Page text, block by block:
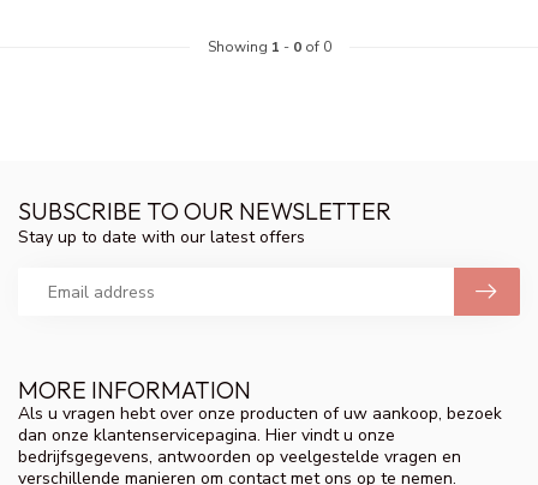
Showing 1 - 0of 0
MORE INFORMATION
Als u vragen hebt over onze producten of uw aankoop, bezoek
dan onze klantenservicepagina. Hier vindt u onze
bedrijfsgegevens, antwoorden op veelgestelde vragen en
verschillende manieren om contact met ons op te nemen.
SUBSCRIBE TO OUR NEWSLETTER
Stay up to date with our latest offers